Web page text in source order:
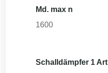
Md. max n
1600
Schalldämpfer 1 Art